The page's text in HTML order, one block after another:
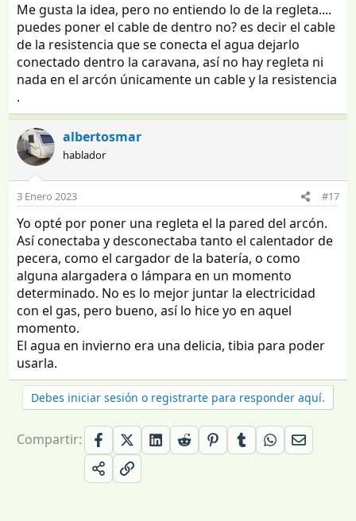
Ver el archivos adjunto 4136915
Me gusta la idea, pero no entiendo lo de la regleta....
puedes poner el cable de dentro no? es decir el cable
de la resistencia que se conecta el agua dejarlo
conectado dentro la caravana, así no hay regleta ni
nada en el arcón únicamente un cable y la resistencia
.
albertosmar
hablador
3 Enero 2023 #17
Yo opté por poner una regleta el la pared del arcón.
Así conectaba y desconectaba tanto el calentador de
pecera, como el cargador de la batería, o como
alguna alargadera o lámpara en un momento
determinado. No es lo mejor juntar la electricidad
con el gas, pero bueno, así lo hice yo en aquel
momento.
El agua en invierno era una delicia, tibia para poder
usarla.
Debes iniciar sesión o registrarte para responder aquí.
Compartir: